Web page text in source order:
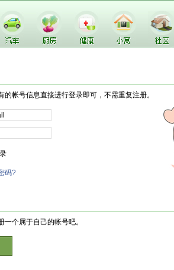
帐号信息直接进行登录即可，不需重复注册。
码?
个属于自己的帐号吧。